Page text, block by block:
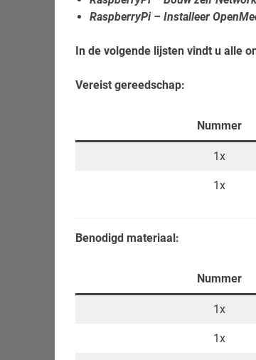
RaspberryPi – Installeer
In de volgende lijsten vindt u alle
Vereist gereedschap:
Nummer
1x
1x
Benodigd materiaal:
Nummer
1x
1x